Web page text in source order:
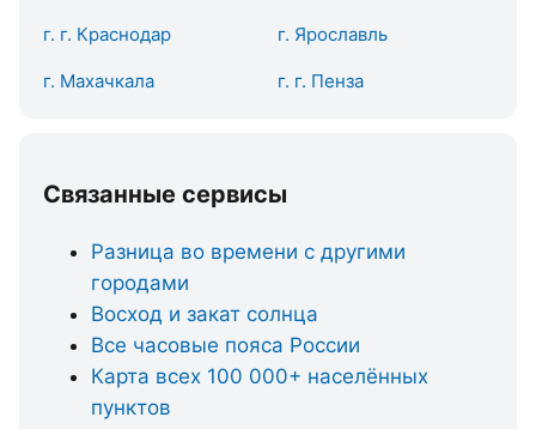
г. г. Краснодар г. Ярославль
г. Махачкала г. г. Пенза
Связанные сервисы
Разница во времени с другими
городами
Восход и закат солнца
Все часовые пояса России
Карта всех 100 000+ населённых
пунктов